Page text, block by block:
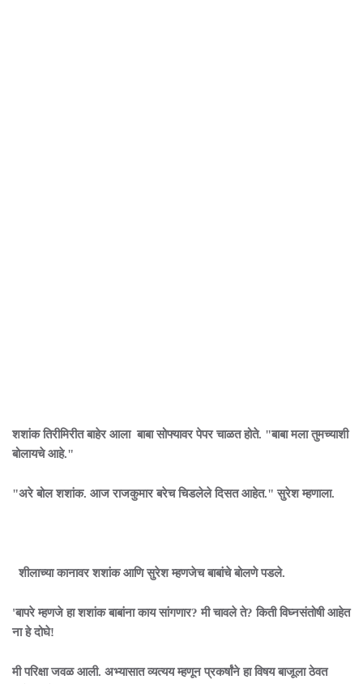
शशांक तिरीमिरीत बाहेर आला बाबा सोफ्यावर पेपर चाळत होते. "बाबा मला तुमच्याशी
बोलायचे आहे."
"अरे बोल शशांक. आज राजकुमार बरेच चिडलेले दिसत आहेत." सुरेश म्हणाला.
शीलाच्या कानावर शशांक आणि सुरेश म्हणजेच बाबांचे बोलणे पडले.
'बापरे म्हणजे हा शशांक बाबांना काय सांगणार? मी चावले ते? किती विघ्नसंतोषी आहेत
ना हे दोघे!
मी परिक्षा जवळ आली. अभ्यासात व्यत्यय म्हणून प्रकर्षांने हा विषय बाजूला ठेवत